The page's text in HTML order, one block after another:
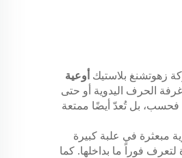
زهوتشنغ بلاستيكأوعية
الحرف اليدوية أو حتى
فحسب، بل تُعدّ أيضًا ممتعة
مبعثرة في علبة كبيرة
فوراً ما بداخلها. كما